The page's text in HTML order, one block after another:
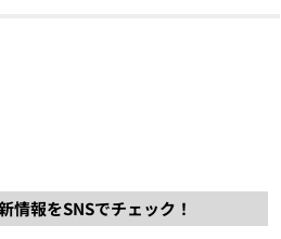
情報をSNSでチェック！